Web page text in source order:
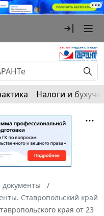
Налоги и
документы
Ставропольский край
края от 23